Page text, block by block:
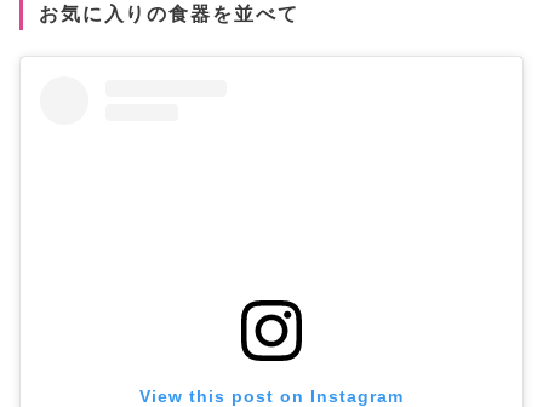
お気に入りの食器を並べて
View this post on Instagram